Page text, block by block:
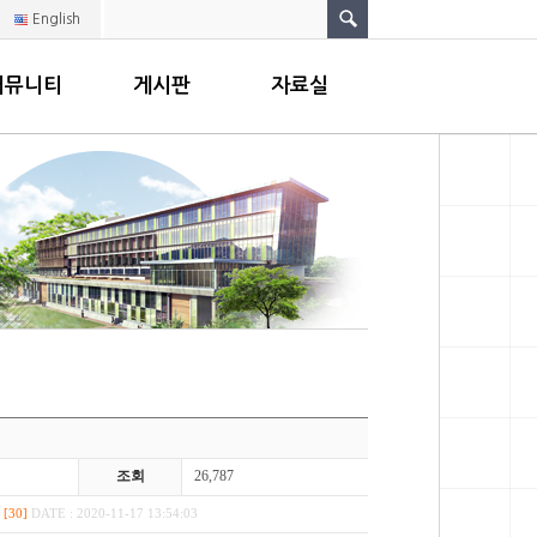
English
뮤니티 게시판 자료실
조회 26,787
[30] DATE : 2020-11-17 13:54:03